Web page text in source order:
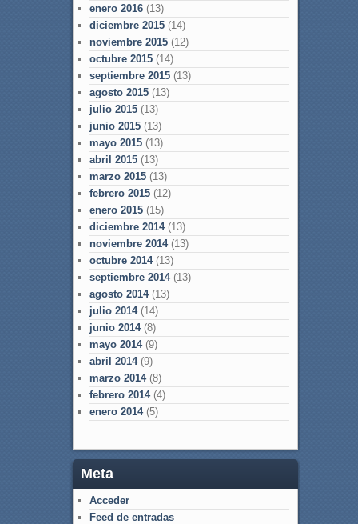
enero 2016(13)
diciembre 2015(14)
noviembre 2015(12)
octubre 2015(14)
septiembre 2015(13)
agosto 2015(13)
julio 2015(13)
junio 2015(13)
mayo 2015(13)
abril 2015(13)
marzo 2015(13)
febrero 2015(12)
enero 2015(15)
diciembre 2014(13)
noviembre 2014(13)
octubre 2014(13)
septiembre 2014(13)
agosto 2014(13)
julio 2014(14)
junio 2014(8)
mayo 2014(9)
abril 2014(9)
marzo 2014(8)
febrero 2014(4)
enero 2014(5)
Meta
Acceder
Feed de entradas